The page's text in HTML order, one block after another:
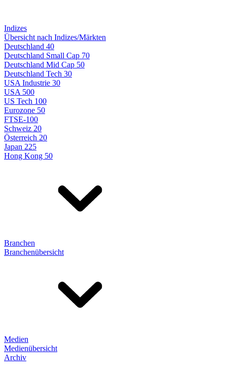
Indizes
Übersicht nach Indizes/Märkten
Deutschland 40
Deutschland Small Cap 70
Deutschland Mid Cap 50
Deutschland Tech 30
USA Industrie 30
USA 500
US Tech 100
Eurozone 50
FTSE-100
Schweiz 20
Österreich 20
Japan 225
Hong Kong 50
Branchen
Branchenübersicht
Medien
Medienübersicht
Archiv